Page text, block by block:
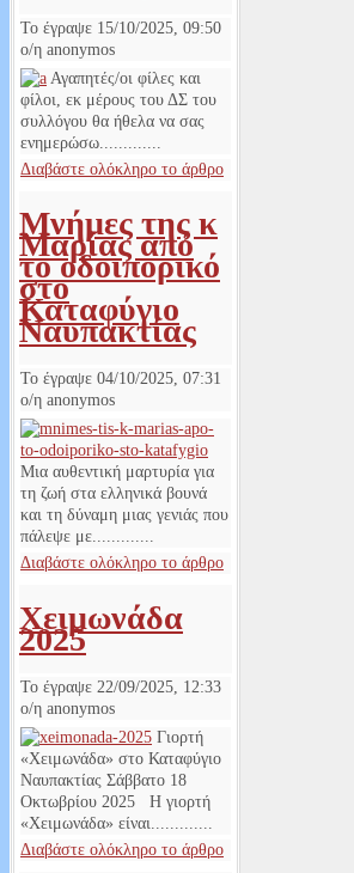
Το έγραψε 15/10/2025, 09:50
ο/η anonymos
Αγαπητές/οι φίλες και
φίλοι, εκ μέρους του ΔΣ του
συλλόγου θα ήθελα να σας
ενημερώσω.............
Διαβάστε ολόκληρο το άρθρο
Μνήμες της κ
Μαρίας από
το οδοιπορικό
στο
Καταφύγιο
Ναυπακτίας
Το έγραψε 04/10/2025, 07:31
ο/η anonymos
Μια αυθεντική μαρτυρία για
τη ζωή στα ελληνικά βουνά
και τη δύναμη μιας γενιάς που
πάλεψε με.............
Διαβάστε ολόκληρο το άρθρο
Χειμωνάδα
2025
Το έγραψε 22/09/2025, 12:33
ο/η anonymos
Γιορτή
«Χειμωνάδα» στο Καταφύγιο
Ναυπακτίας Σάββατο 18
Οκτωβρίου 2025 Η γιορτή
«Χειμωνάδα» είναι.............
Διαβάστε ολόκληρο το άρθρο